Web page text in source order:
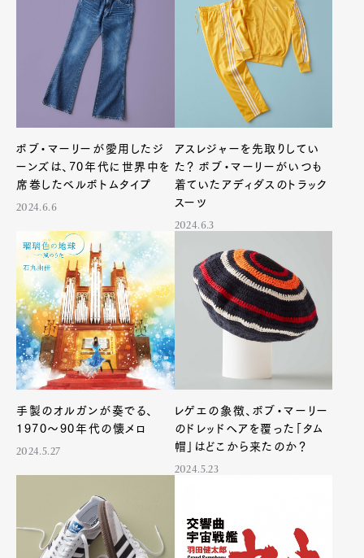
ボブ・マーリーが愛用したジ
ーンズは、70年代に世界中を
席巻したベルボトムタイプ
2024.6.6
アスレジャーを先取りしてい
た？ ボブ・マーリーがいつも
着ていたアディダスのトラック
スーツ
2024.6.3
手製のオルガンが奏でる、
1970〜90年代の懐メロ
2024.5.27
レゲエの象徴、ボブ・マーリー
のドレッドヘアを覆った「タム
帽」はどこから来たのか？
2024.5.23